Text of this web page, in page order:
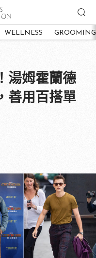
WELLNESS GROOMING
湯姆霍蘭德
善用百搭單